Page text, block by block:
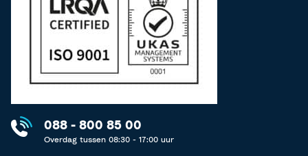
088 - 800 85 00
Overdag tussen 08:30 - 17:00 uur